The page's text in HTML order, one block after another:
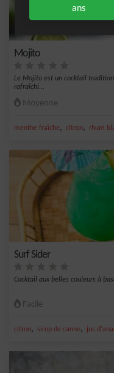
Mojito
Le Mojito est un cocktail
rafraîchi...
Moyenne
menthe fraîche, citron, rhum
Surf Sider
Cocktail aux belles couleurs à
Facile
citron, sirop de canne, jus
ans